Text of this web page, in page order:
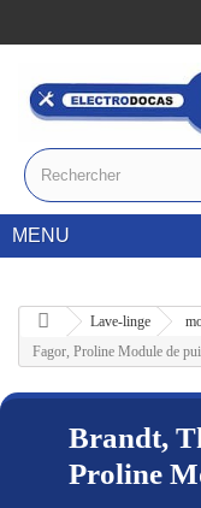
MENU
Lave-linge
Fagor, Proline Module de
Brandt,
Proline